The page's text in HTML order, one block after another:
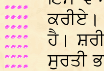
ਹੈ।
ਸੁਰਤੀ